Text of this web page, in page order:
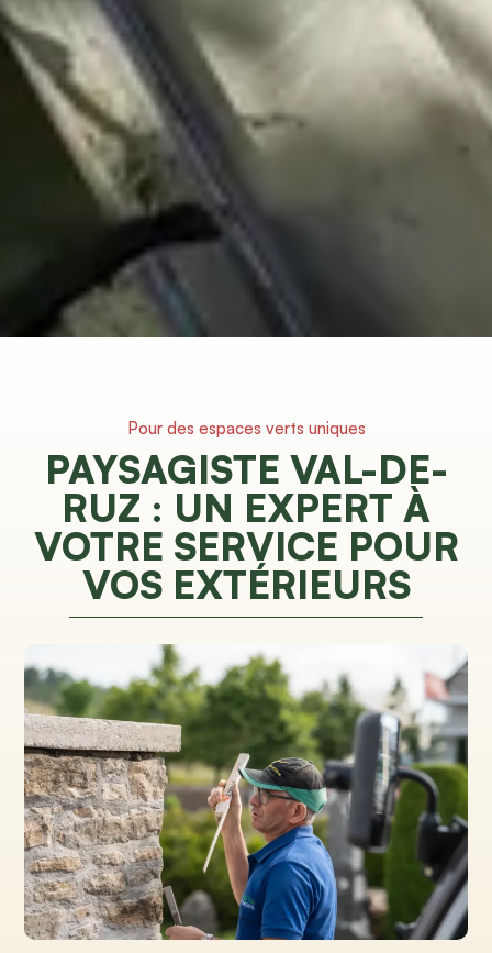
Pour des espaces verts uniques
PAYSAGISTE VAL-DE-
RUZ : UN EXPERT À
VOTRE SERVICE POUR
VOS EXTÉRIEURS